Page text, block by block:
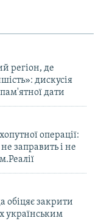
регіон, де
дискусія
дати
операції:
заправить і не
обіцяє закрити
українським